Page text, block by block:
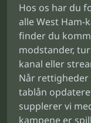
Hos os har du
alle West Ham-
finder du
modstander,
kanal eller
Når
tablån
supplerer vi
kampene er